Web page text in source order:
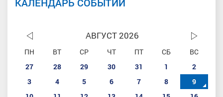
КАЛЕНДАРЬ СОБЫТИЙ
АВГУСТ 2026
ПН ВТ СР ЧТ ПТ СБ
ВС
27
28 29 30 31 1
2
3
4 5 6 7 8
9